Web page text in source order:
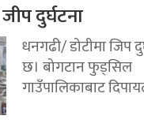
दुर्घटना
धनगढी/ डोटीमा जिप
छ। बोगटान फुड्सिल
गाउँपालिकाबाट